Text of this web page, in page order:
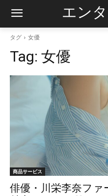
エン
タグ 女優
Tag: 女優
商品サービス
俳優・川栄李奈ファ